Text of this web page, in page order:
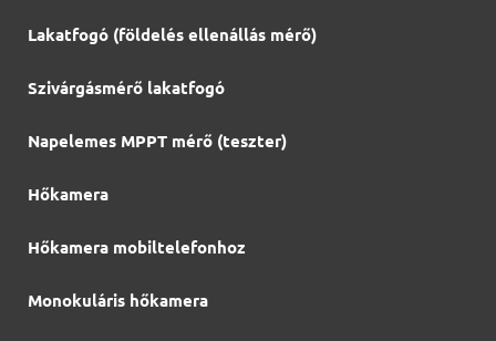
Lakatfogó (földelés ellenállás mérő)
Szivárgásmérő lakatfogó
Napelemes MPPT mérő (teszter)
Hőkamera
Hőkamera mobiltelefonhoz
Monokuláris hőkamera